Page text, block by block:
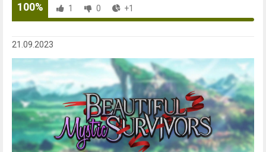
100% 1 0 +1
21.09.2023